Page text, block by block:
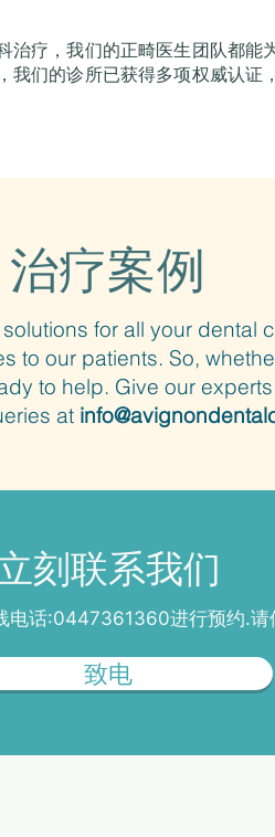
疗，我们的正畸医生团队都能
们的诊所已获得多项权威认
​治疗案例
for all your dental
to our patients. So,
to help. Give our
at
刻联系我们
电话:0447361360进行预约.
致电